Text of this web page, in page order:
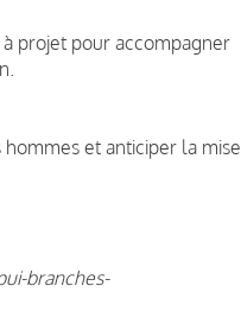
projet pour accompagner
et anticiper la mise
branches-